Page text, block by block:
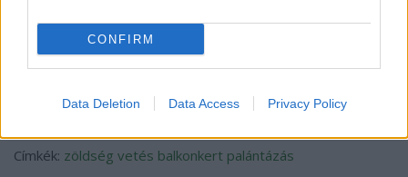
CONFIRM
Data Deletion Data Access Privacy Policy
Címkék: zöldség vetés balkonkert palántázás